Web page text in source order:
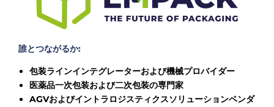
誰とつながるか:
包装ラインインテグレーターおよび機械プロバイダー
医薬品一次包装および二次包装の専門家
AGVおよびイントラロジスティクスソリューションベンダ